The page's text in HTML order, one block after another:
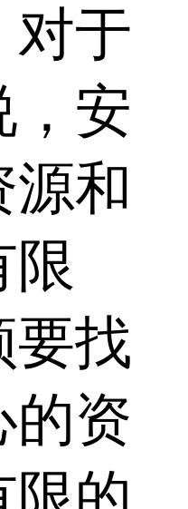
对于
，安
源和
限
要找
的资
限的